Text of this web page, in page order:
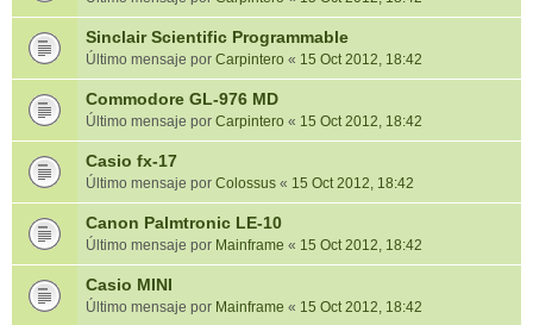
Sinclair Scientific Programmable
Último mensaje por Carpintero « 15 Oct 2012, 18:42
Commodore GL-976 MD
Último mensaje por Carpintero « 15 Oct 2012, 18:42
Casio fx-17
Último mensaje por Colossus « 15 Oct 2012, 18:42
Canon Palmtronic LE-10
Último mensaje por Mainframe « 15 Oct 2012, 18:42
Casio MINI
Último mensaje por Mainframe « 15 Oct 2012, 18:42